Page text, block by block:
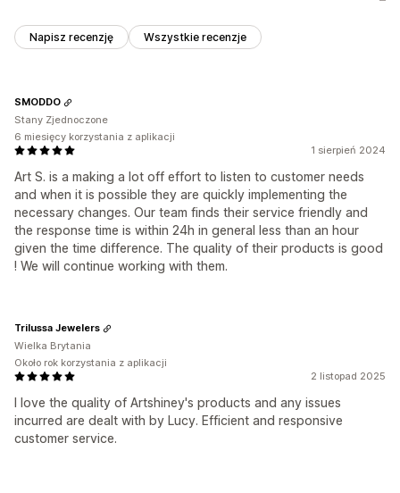
Napisz recenzję Wszystkie recenzje
1 sierpień 2024
Art S. is a making a lot off effort to listen to customer needs
and when it is possible they are quickly implementing the
necessary changes. Our team finds their service friendly and
the response time is within 24h in general less than an hour
given the time difference. The quality of their products is good
! We will continue working with them.
SMODDO
Stany Zjednoczone
6 miesięcy korzystania z aplikacji
2 listopad 2025
I love the quality of Artshiney's products and any issues
incurred are dealt with by Lucy. Efficient and responsive
customer service.
Trilussa Jewelers
Wielka Brytania
Około rok korzystania z aplikacji